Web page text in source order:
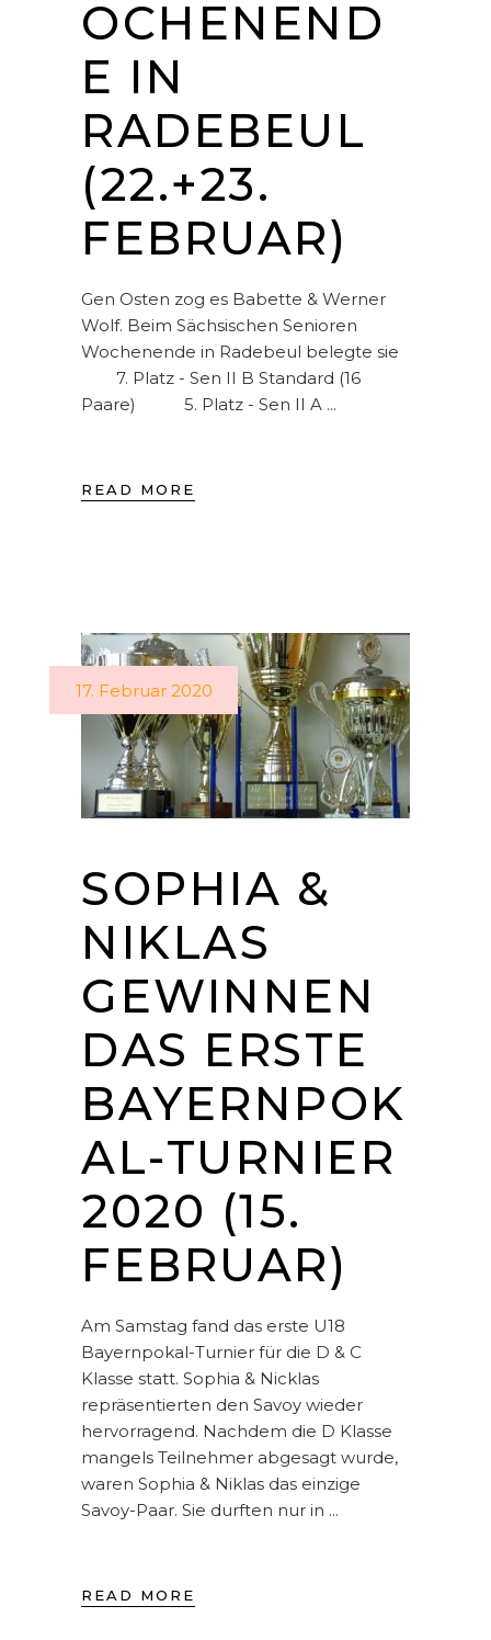
OCHENEND
E IN
RADEBEUL
(22.+23.
FEBRUAR)
Gen Osten zog es Babette & Werner
Wolf. Beim Sächsischen Senioren
Wochenende in Radebeul belegte sie
7. Platz - Sen II B Standard (16
Paare) 5. Platz - Sen II A
READ MORE
17. Februar 2020
SOPHIA &
NIKLAS
GEWINNEN
DAS ERSTE
BAYERNPOK
AL-TURNIER
2020 (15.
FEBRUAR)
Am Samstag fand das erste U18
Bayernpokal-Turnier für die D & C
Klasse statt. Sophia & Nicklas
repräsentierten den Savoy wieder
hervorragend. Nachdem die D Klasse
mangels Teilnehmer abgesagt wurde,
waren Sophia & Niklas das einzige
Savoy-Paar. Sie durften nur in
READ MORE